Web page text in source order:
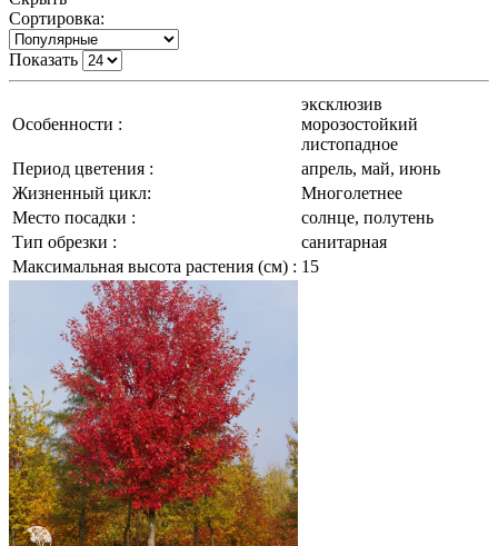
Сортировка:
Показать
Особенности :
эксклюзив
морозостойкий
листопадное
Период цветения :
апрель, май, июнь
Жизненный цикл:
Многолетнее
Место посадки :
солнце, полутень
Тип обрезки :
санитарная
Максимальная высота растения (см) : 15